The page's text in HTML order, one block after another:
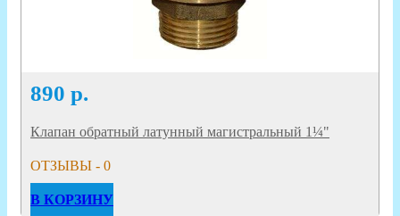
890 р.
Клапан обратный латунный магистральный 1¼"
ОТЗЫВЫ - 0
В КОРЗИНУ